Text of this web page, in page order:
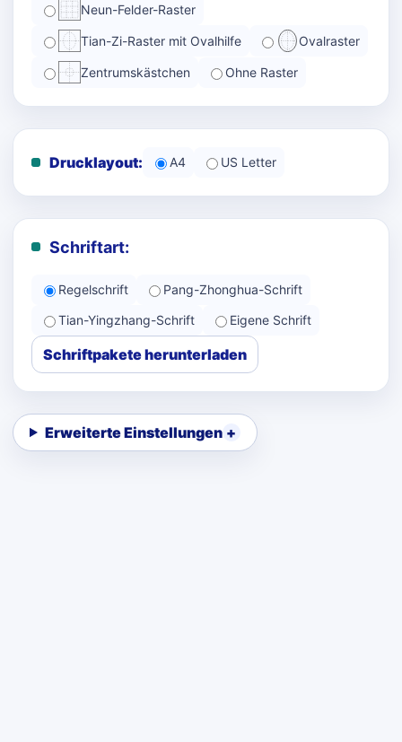
Neun-Felder-Raster
Tian-Zi-Raster mit Ovalhilfe Ovalraster
Zentrumskästchen Ohne Raster
Drucklayout: A4 US Letter
Schriftart:
Regelschrift
Pang-Zhonghua-Schrift
Tian-Yingzhang-Schrift
Eigene Schrift
Schriftpakete herunterladen
Erweiterte Einstellungen